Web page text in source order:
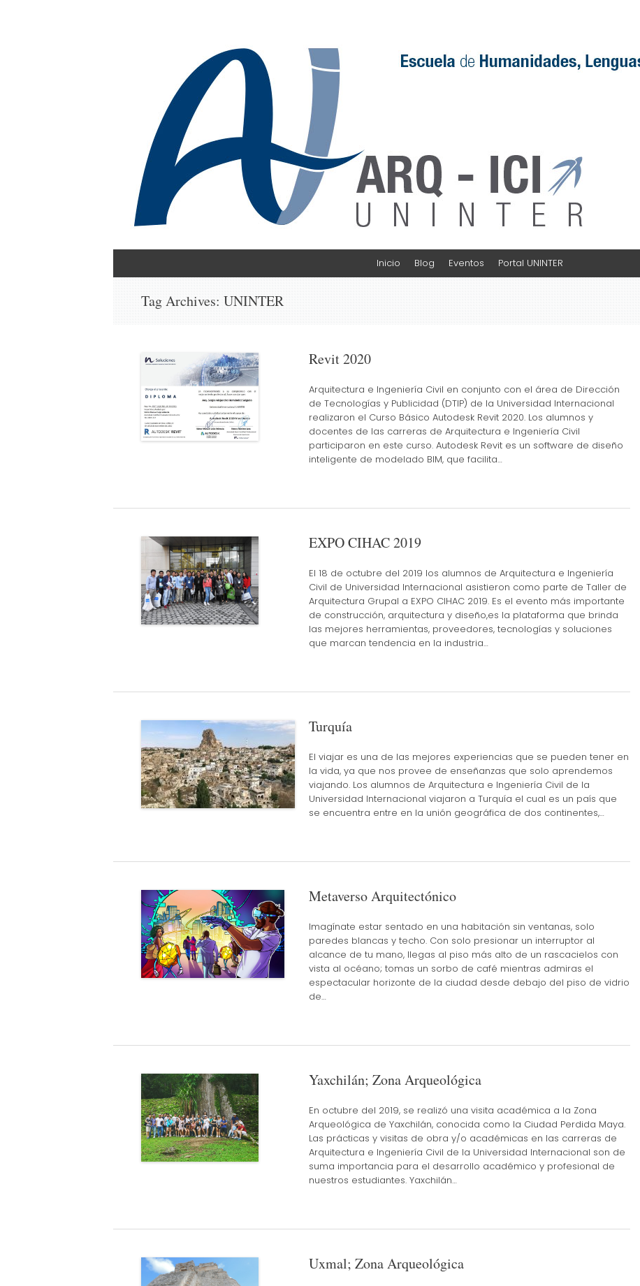
ARQ – ICI
to
Inicio Blog Eventos Portal UNINTER
Tag Archives: UNINTER
Revit 2020
Arquitectura e Ingeniería Civil en conjunto con el área de Dirección
de Tecnologías y Publicidad (DTIP) de la Universidad Internacional
realizaron el Curso Básico Autodesk Revit 2020. Los alumnos y
docentes de las carreras de Arquitectura e Ingeniería Civil
participaron en este curso. Autodesk Revit es un software de diseño
inteligente de modelado BIM, que facilita…
EXPO CIHAC 2019
El 18 de octubre del 2019 los alumnos de Arquitectura e Ingeniería
Civil de Universidad Internacional asistieron como parte de Taller de
Arquitectura Grupal a EXPO CIHAC 2019. Es el evento más importante
de construcción, arquitectura y diseño,es la plataforma que brinda
las mejores herramientas, proveedores, tecnologías y soluciones
que marcan tendencia en la industria…
Turquía
El viajar es una de las mejores experiencias que se pueden tener en
la vida, ya que nos provee de enseñanzas que solo aprendemos
viajando. Los alumnos de Arquitectura e Ingeniería Civil de la
Universidad Internacional viajaron a Turquía el cual es un país que
se encuentra entre en la unión geográfica de dos continentes,…
Metaverso Arquitectónico
Imagínate estar sentado en una habitación sin ventanas, solo
paredes blancas y techo. Con solo presionar un interruptor al
alcance de tu mano, llegas al piso más alto de un rascacielos con
vista al océano; tomas un sorbo de café mientras admiras el
espectacular horizonte de la ciudad desde debajo del piso de vidrio
de…
Yaxchilán; Zona Arqueológica
En octubre del 2019, se realizó una visita académica a la Zona
Arqueológica de Yaxchilán, conocida como la Ciudad Perdida Maya.
Las prácticas y visitas de obra y/o académicas en las carreras de
Arquitectura e Ingeniería Civil de la Universidad Internacional son de
suma importancia para el desarrollo académico y profesional de
nuestros estudiantes. Yaxchilán…
Uxmal; Zona Arqueológica